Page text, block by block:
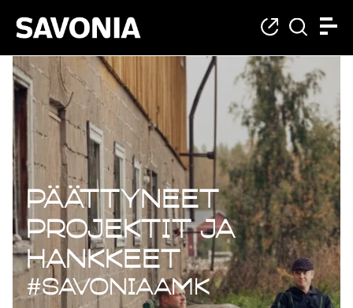
Päättyneet
Päättyneet
projektit ja
hankkeet
#savoniaAMK